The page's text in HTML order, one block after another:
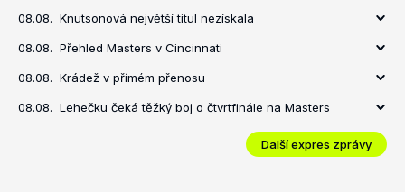
08.08. Knutsonová největší titul nezískala
08.08. Přehled Masters v Cincinnati
08.08. Krádež v přímém přenosu
08.08. Lehečku čeká těžký boj o čtvrtfinále na Masters
Další expres zprávy